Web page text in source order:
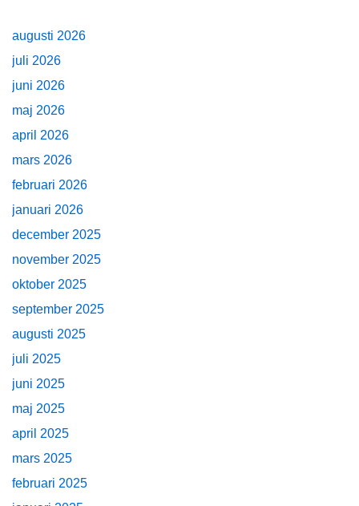
augusti 2026
juli 2026
juni 2026
maj 2026
april 2026
mars 2026
februari 2026
januari 2026
december 2025
november 2025
oktober 2025
september 2025
augusti 2025
juli 2025
juni 2025
maj 2025
april 2025
mars 2025
februari 2025